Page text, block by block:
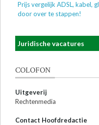
Prijs vergelijk ADSL, kabel,
door over te stappen!
Juridische vacatures
COLOFON
Uitgeverij
Rechtenmedia
Contact Hoofdredactie